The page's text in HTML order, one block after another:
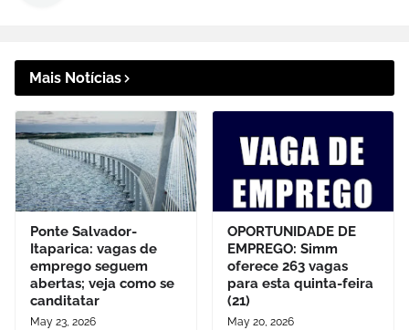
Mais Notícias
Ponte Salvador-
Itaparica: vagas de
emprego seguem
abertas; veja como se
canditatar
May 23, 2026
OPORTUNIDADE DE
EMPREGO: Simm
oferece 263 vagas
para esta quinta-feira
(21)
May 20, 2026